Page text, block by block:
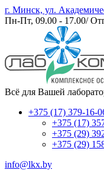
г. Минск, ул.
Пн-Пт, 09.00 - 17.00/
Всё для Вашей
+375 (17) 379-16-
+375 (17)
+375 (29)
+375 (29)
info@lkx.by